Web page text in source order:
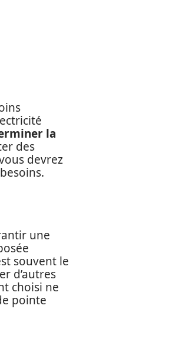
la
des
devrez
une
souvent le
d’autres
choisi ne
pointe